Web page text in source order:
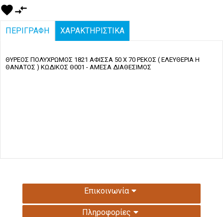
favoritecompare_arrows
ΠΕΡΙΓΡΑΦΗ ΧΑΡΑΚΤΗΡΙΣΤΙΚΑ
ΘΥΡΕΟΣ ΠΟΛΥΧΡΩΜΟΣ 1821 ΑΦΙΣΣΑ 50 Χ 70 ΡΕΚΟΣ ( ΕΛΕΥΘΕΡΙΑ Η
ΘΑΝΑΤΟΣ ) ΚΩΔΙΚΟΣ Θ001 - ΑΜΕΣΑ ΔΙΑΘΕΣΙΜΟΣ
Επικοινωνία
Πληροφορίες